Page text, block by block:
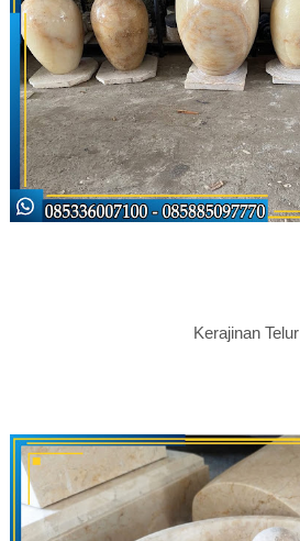
Kerajinan Telur